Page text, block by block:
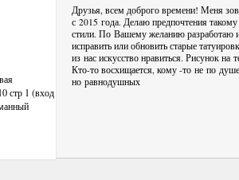
стр 1 (вход
Друзья, всем доброго времени! Меня
с 2015 года. Делаю предпочтения
стили. По Вашему желанию разработаю
исправить или обновить старые
из нас искусство нравиться. Рисунок на
Кто-то восхищается, кому -то не по душе
но равнодушных